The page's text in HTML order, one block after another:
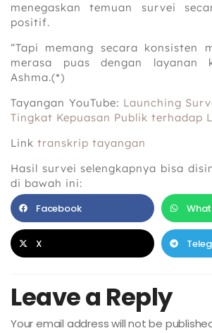
menegaskan temuan survei
positif.
“Tapi memang secara konsisten
merasa puas dengan layanan
Ashma.(*)
Tayangan YouTube: Launching
Tingkat Kepuasan Publik terhadap
Link transkrip tayangan
Hasil survei selengkapnya bisa
di bawah ini:
Facebook
X
Leave a Reply
Your email address will not be